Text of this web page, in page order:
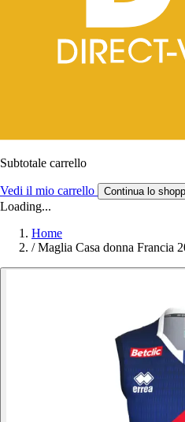
Subtotale carrello
Vedi il mio carrello Continua lo
Loading...
Home
/ Maglia Casa donna Francia